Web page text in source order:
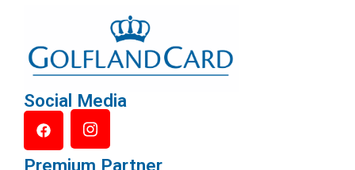
Social Media
Premium Partner